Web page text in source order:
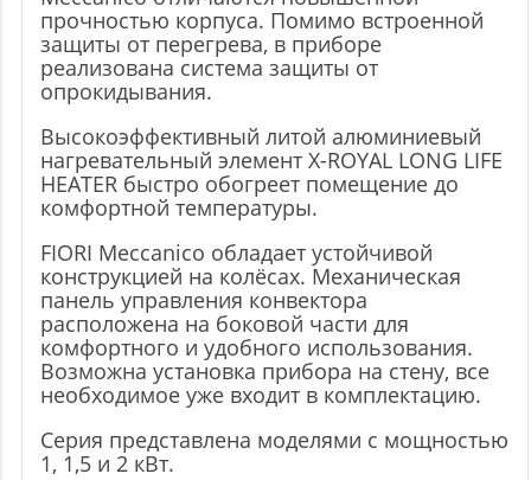
прочностью корпуса. Помимо встроенной
защиты от перегрева, в приборе
реализована система защиты от
опрокидывания.
Высокоэффективный литой алюминиевый
нагревательный элемент X-ROYAL LONG LIFE
HEATER быстро обогреет помещение до
комфортной температуры.
FIORI Meccanico обладает устойчивой
конструкцией на колёсах. Механическая
панель управления конвектора
расположена на боковой части для
комфортного и удобного использования.
Возможна установка прибора на стену, все
необходимое уже входит в комплектацию.
Серия представлена моделями с мощностью
1, 1,5 и 2 кВт.